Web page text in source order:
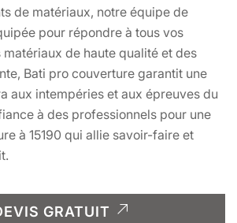
de matériaux, notre équipe de
pour répondre à tous vos
matériaux de haute qualité et des
Bati pro couverture garantit une
aux intempéries et aux épreuves du
à des professionnels pour une
à 15190 qui allie savoir-faire et
GRATUIT